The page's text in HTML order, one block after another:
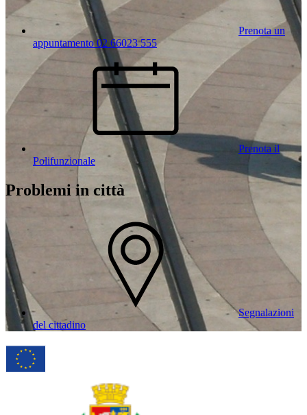
Prenota un
appuntamento 02 66023 555
Prenota il
Polifunzionale
Problemi in città
Segnalazioni
del cittadino